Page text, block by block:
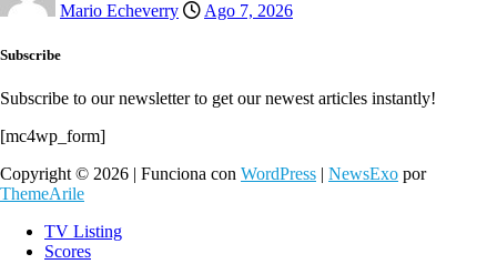
Mario Echeverry Ago 7, 2026
Subscribe
Subscribe to our newsletter to get our newest articles instantly!
[mc4wp_form]
Copyright © 2026 | Funciona con WordPress | NewsExo por
ThemeArile
TV Listing
Scores